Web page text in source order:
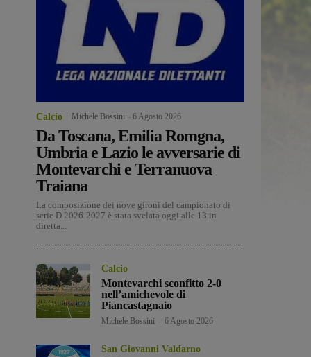
Calcio Michele Bossini 6 Agosto 2026
Da Toscana, Emilia Romgna,
Umbria e Lazio le avversarie di
Montevarchi e Terranuova
Traiana
La composizione dei nove gironi del campionato di
serie D 2026-2027 è stata svelata oggi alle 13 in
diretta...
Calcio
Montevarchi sconfitto 2-0
nell’amichevole di
Piancastagnaio
Michele Bossini 6 Agosto 2026
San Giovanni Valdarno